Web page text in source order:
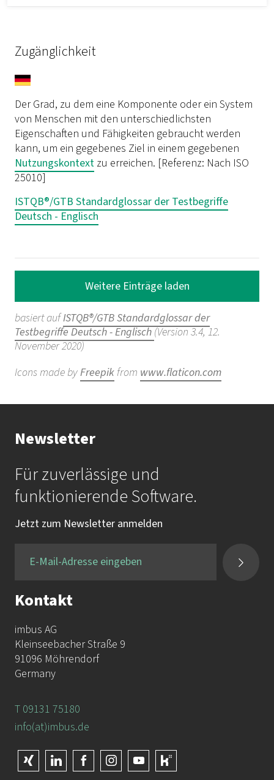
Zugänglichkeit
Der Grad, zu dem eine Komponente oder ein System
von Menschen mit den unterschiedlichsten
Eigenschaften und Fähigkeiten gebraucht werden
kann, um ein gegebenes Ziel in einem gegebenen
Nutzungskontext zu erreichen. [Referenz: Nach ISO
25010]
ISTQB®/GTB Standardglossar der Testbegriffe
Deutsch - Englisch
Weitere Einträge laden
basiert aufISTQB®/GTB Standardglossar der
Testbegriffe Deutsch - Englisch(Version 3.4, 12.
November 2020)
Icons made byFreepik from www.flaticon.com
Newsletter
Für zuverlässige und
funktionierende Software.
Jetzt zum Newsletter anmelden
Kontakt
imbus AG
Kleinseebacher Straße 9
91096 Möhrendorf
Germany
T 09131 75180
info(at)imbus.de